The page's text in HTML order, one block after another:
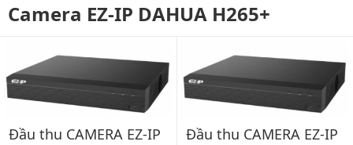
Camera EZ-IP DAHUA H265+
Đầu thu CAMERA EZ-IP
Đầu thu CAMERA EZ-IP